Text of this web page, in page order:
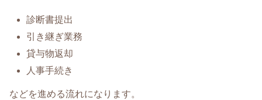
診断書提出
引き継ぎ業務
貸与物返却
人事手続き
などを進める流れになります。